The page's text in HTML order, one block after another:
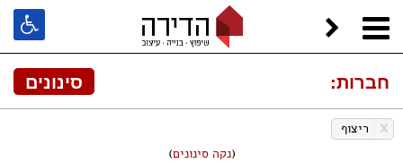
חברות: סינונים
X
ריצוף
(נקה סינונים)